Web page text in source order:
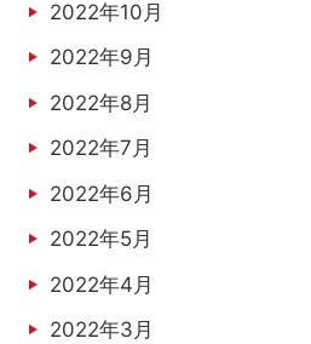
2022年10月
2022年9月
2022年8月
2022年7月
2022年6月
2022年5月
2022年4月
2022年3月